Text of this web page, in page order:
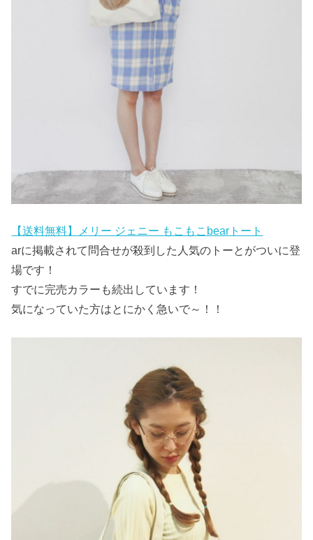
【送料無料】メリー ジェニー もこもこbearトート
arに掲載されて問合せが殺到した人気のトーとがついに登
場です！
すでに完売カラーも続出しています！
気になっていた方はとにかく急いで～！！